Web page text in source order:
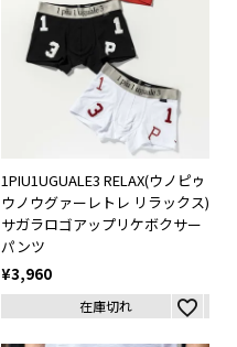
1PIU1UGUALE3 RELAX(ウノピゥ
ウノウグァーレトレ リラックス)
サガラロゴアップリケボクサー
パンツ
¥3,960
在庫切れ